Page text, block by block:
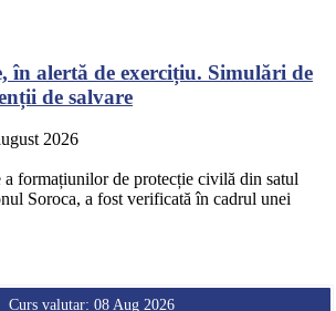
în alertă de exercițiu. Simulări de
de salvare
2026
a formațiunilor de protecție civilă din satul
Soroca, a fost verificată în cadrul unei
Curs valutar: 08 Aug 2026